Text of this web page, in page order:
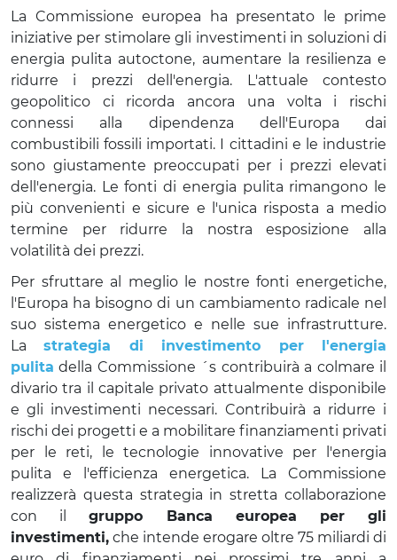
La Commissione europea ha presentato le prime
iniziative per stimolare gli investimenti in soluzioni di
energia pulita autoctone, aumentare la resilienza e
ridurre i prezzi dell'energia. L'attuale contesto
geopolitico ci ricorda ancora una volta i rischi
connessi alla dipendenza dell'Europa dai
combustibili fossili importati. I cittadini e le industrie
sono giustamente preoccupati per i prezzi elevati
dell'energia. Le fonti di energia pulita rimangono le
più convenienti e sicure e l'unica risposta a medio
termine per ridurre la nostra esposizione alla
volatilità dei prezzi.
Per sfruttare al meglio le nostre fonti energetiche,
l'Europa ha bisogno di un cambiamento radicale nel
suo sistema energetico e nelle sue infrastrutture.
Lastrategia di investimento per l'energia
pulita della Commissione ´s contribuirà a colmare il
divario tra il capitale privato attualmente disponibile
e gli investimenti necessari. Contribuirà a ridurre i
rischi dei progetti e a mobilitare finanziamenti privati
per le reti, le tecnologie innovative per l'energia
pulita e l'efficienza energetica. La Commissione
realizzerà questa strategia in stretta collaborazione
con ilgruppo Banca europea per gli
investimenti, che intende erogare oltre 75 miliardi di